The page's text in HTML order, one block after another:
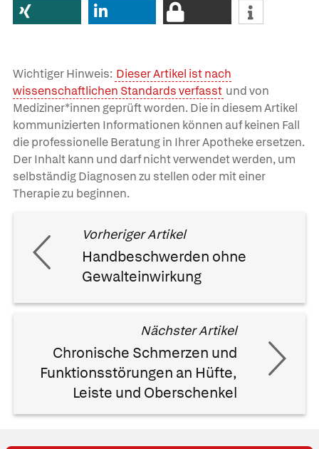
Wichtiger Hinweis: Dieser Artikel ist nach
wissenschaftlichen Standards verfasst und von
Mediziner*innen geprüft worden. Die in diesem Artikel
kommunizierten Informationen können auf keinen Fall
die professionelle Beratung in Ihrer Apotheke ersetzen.
Der Inhalt kann und darf nicht verwendet werden, um
selbständig Diagnosen zu stellen oder mit einer
Therapie zu beginnen.
Vorheriger Artikel
Handbeschwerden ohne
Gewalteinwirkung
Nächster Artikel
Chronische Schmerzen und
Funktionsstörungen an Hüfte,
Leiste und Oberschenkel